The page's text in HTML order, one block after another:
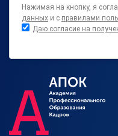
Нажимая на кнопку, я
данных и с правилами
Даю согласие на